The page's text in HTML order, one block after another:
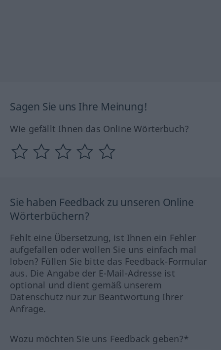
Sagen Sie uns Ihre Meinung!
Wie gefällt Ihnen das Online Wörterbuch?
Sie haben Feedback zu unseren Online
Wörterbüchern?
Fehlt eine Übersetzung, ist Ihnen ein Fehler
aufgefallen oder wollen Sie uns einfach mal
loben? Füllen Sie bitte das Feedback-Formular
aus. Die Angabe der E-Mail-Adresse ist
optional und dient gemäß unserem
Datenschutz nur zur Beantwortung Ihrer
Anfrage.
Wozu möchten Sie uns Feedback geben?*